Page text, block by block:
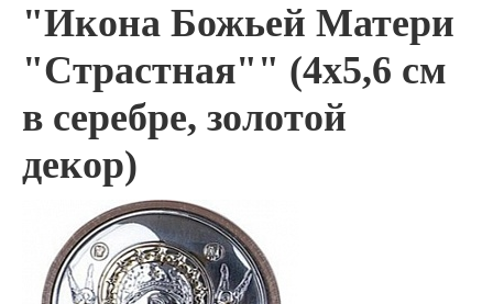
"Икона Божьей Матери
"Страстная"" (4х5,6 см
в серебре, золотой
декор)